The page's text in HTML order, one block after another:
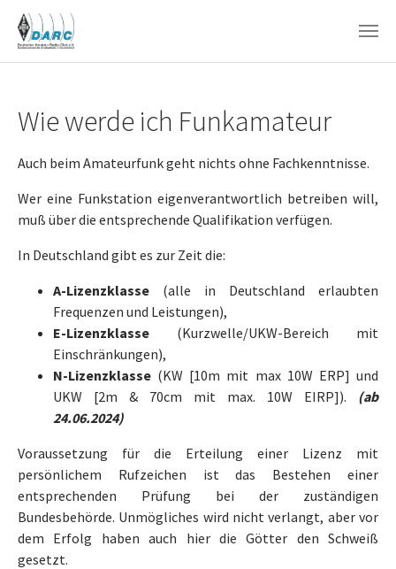
Wie werde ich Funkamateur
Auch beim Amateurfunk geht nichts ohne Fachkenntnisse.
Wer eine Funkstation eigenverantwortlich betreiben will,
muß über die entsprechende Qualifikation verfügen.
In Deutschland gibt es zur Zeit die:
A-Lizenzklasse (alle in Deutschland erlaubten
Frequenzen und Leistungen),
E-Lizenzklasse (Kurzwelle/UKW-Bereich mit
Einschränkungen),
N-Lizenzklasse (KW [10m mit max 10W ERP] und
UKW [2m & 70cm mit max. 10W EIRP]). (ab
24.06.2024)
Voraussetzung für die Erteilung einer Lizenz mit
persönlichem Rufzeichen ist das Bestehen einer
entsprechenden Prüfung bei der zuständigen
Bundesbehörde. Unmögliches wird nicht verlangt, aber vor
dem Erfolg haben auch hier die Götter den Schweiß
gesetzt.